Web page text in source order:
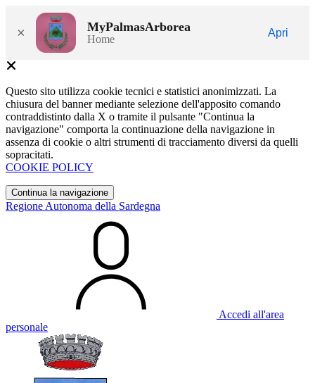
× MyPalmasArborea
Home
Apri
Questo sito utilizza cookie tecnici e statistici anonimizzati. La
chiusura del banner mediante selezione dell'apposito comando
contraddistinto dalla X o tramite il pulsante "Continua la
navigazione" comporta la continuazione della navigazione in
assenza di cookie o altri strumenti di tracciamento diversi da quelli
sopracitati.
COOKIE POLICY
Continua la navigazione
Regione Autonoma della Sardegna
Accedi all'area
personale